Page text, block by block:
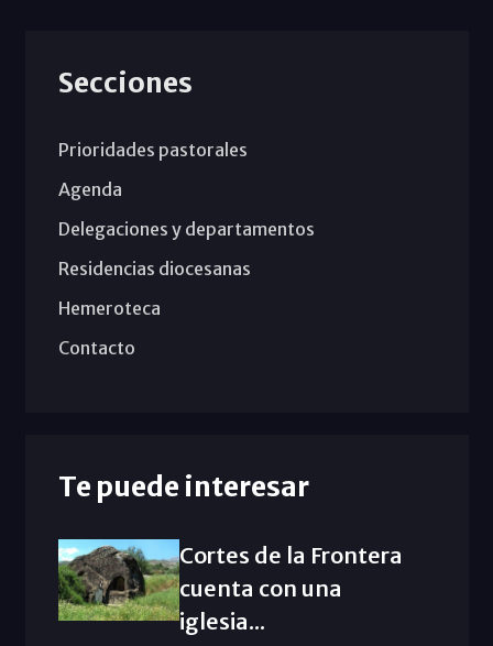
Secciones
Prioridades pastorales
Agenda
Delegaciones y departamentos
Residencias diocesanas
Hemeroteca
Contacto
Te puede interesar
Cortes de la Frontera
cuenta con una
iglesia...